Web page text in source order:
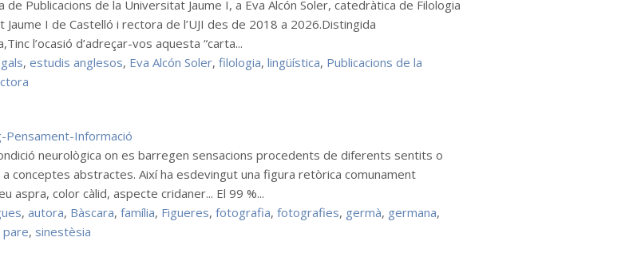
de Publicacions de la Universitat Jaume I, a Eva Alcón Soler, catedràtica de Filologia
Jaume I de Castelló i rectora de l’UJI des de 2018 a 2026.Distingida
l’ocasió d’adreçar-vos aquesta “carta...
, estudis anglesos, Eva Alcón Soler, filologia, lingüística, Publicacions de la
Pensament-Informació
neurològica on es barregen sensacions procedents de diferents sentits o
conceptes abstractes. Així ha esdevingut una figura retòrica comunament
aspra, color càlid, aspecte cridaner... El 99 %...
, autora, Bàscara, família, Figueres, fotografia, fotografies, germà, germana,
pare, sinestèsia